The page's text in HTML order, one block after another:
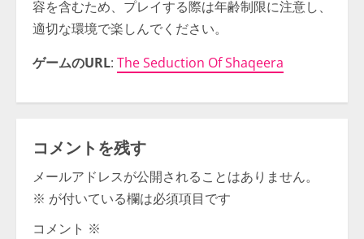
容を含むため、プレイする際は年齢制限に注意し、
適切な環境で楽しんでください。
ゲームのURL: The Seduction Of Shaqeera
コメントを残す
メールアドレスが公開されることはありません。
※ が付いている欄は必須項目です
コメント ※